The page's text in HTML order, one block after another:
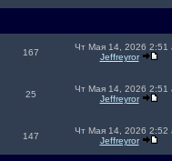
167
Чт Мая 14, 2026 2:51
Jeffreyror
25
Чт Мая 14, 2026 2:51
Jeffreyror
147
Чт Мая 14, 2026 2:52
Jeffreyror